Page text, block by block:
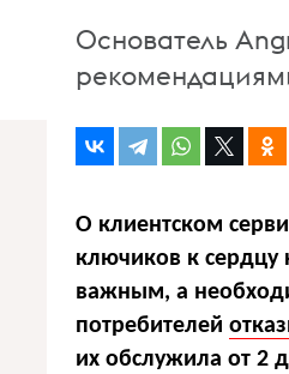
Основатель
О клиентском
ключиков к сердцу
важным, а
потребителей
их обслужила от 2